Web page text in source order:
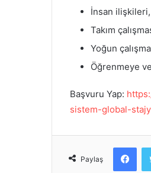
İnsan
Takım
Yoğun
Öğrenmeye
Başvuru Yap:
sistem-global-
Paylaş